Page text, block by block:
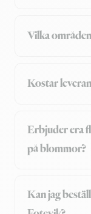
Vilka
Kostar
Erbjuder era
på blommor?
Kan jag